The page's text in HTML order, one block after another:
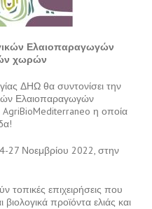
Ελαιοπαραγωγών
χωρών
ΔΗΩ θα συντονίσει την
Ελαιοπαραγωγών
η οποία
27 Νοεμβρίου 2022, στην
τοπικές επιχειρήσεις που
προϊόντα ελιάς και